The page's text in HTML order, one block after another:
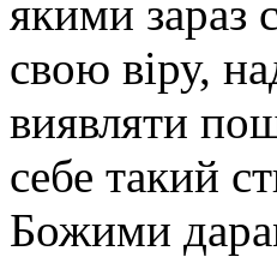
якими зараз
свою віру,
виявляти
себе такий
Божими